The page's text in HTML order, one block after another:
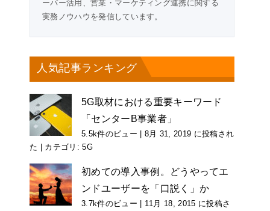
ーパー活用、営業・マーケティング連携に関する
実務ノウハウを発信しています。
人気記事ランキング
5G取材における重要キーワード
「センターB事業者」
5.5k件のビュー | 8月 31, 2019 に投稿され
た | カテゴリ:5G
初めての導入事例。どうやってエ
ンドユーザーを「口説く」か
3.7k件のビュー | 11月 18, 2015 に投稿さ